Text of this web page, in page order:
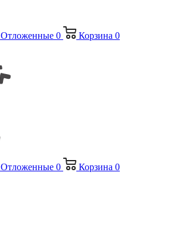
Отложенные 0 Корзина 0
Отложенные 0 Корзина 0